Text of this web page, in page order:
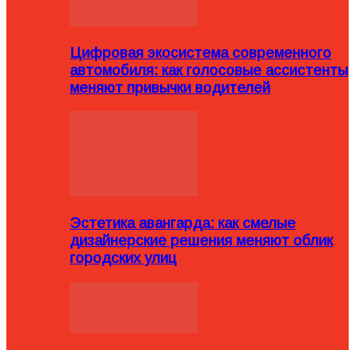
Цифровая экосистема современного
автомобиля: как голосовые ассистенты
меняют привычки водителей
Эстетика авангарда: как смелые
дизайнерские решения меняют облик
городских улиц